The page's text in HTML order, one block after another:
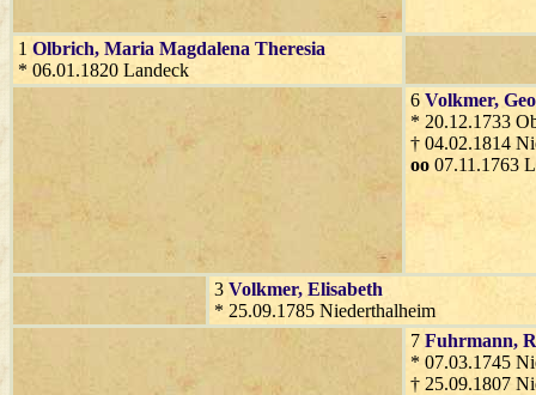
1 Olbrich, Maria Magdalena Theresia
* 06.01.1820 Landeck
6 Volkmer,
* 20.12.1733
† 04.02.1814
oo 07.11.1763
3 Volkmer, Elisabeth
* 25.09.1785 Niederthalheim
7 Fuhrmann,
* 07.03.1745
† 25.09.1807